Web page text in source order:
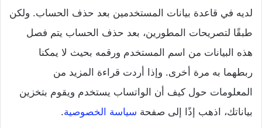
لديه في قاعدة بيانات المستخدمين بعد حذف الحساب. ولكن
طبقًا لتصريحات المطورين، بعد حذف الحساب يتم فصل
هذه البيانات من اسم المستخدم ورقمه بحيث لا يمكنا
ربطهما به مرة أخرى. وإذا أردت قراءة المزيد من
المعلومات حول كيف أن الواتساب يستخدم ويقوم بتخزين
بياناتك، اذهب إذًا إلى صفحة سياسة الخصوصية.